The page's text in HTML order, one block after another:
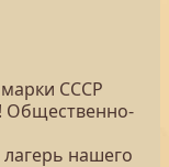
СССР
Общественно-
нашего